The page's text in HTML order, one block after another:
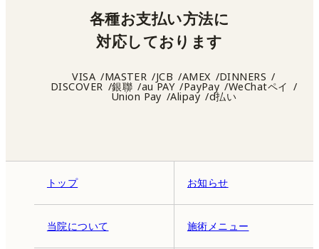
トップ お知らせ
当院について 施術メニュー
各種お支払い方法に
対応しております
VISA MASTER JCB AMEX DINNERS
DISCOVER 銀聯 au PAY PayPay WeChatペイ
Union Pay Alipay d払い